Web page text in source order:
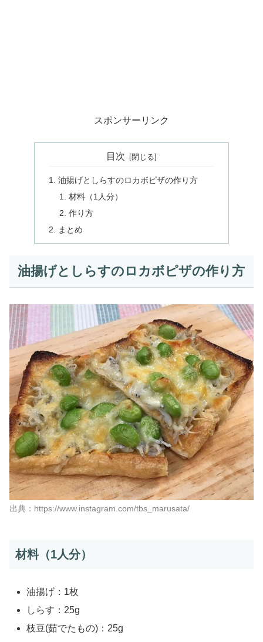
スポンサーリンク
目次
油揚げとしらすのロカボピザの作り方
材料（1人分）
作り方
まとめ
油揚げとしらすのロカボピザの作り方
出典：https://www.instagram.com/tbs_marusata/
材料（1人分）
油揚げ：1枚
しらす：25g
枝豆(茹でたもの)：25g